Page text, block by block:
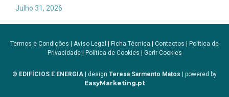
Julho 31, 2026
Termos e Condições Aviso Legal Ficha Técnica Contactos
Política de
Privacidade| Política de Cookies Gerir Cookies
© EDIFÍCIOS E ENERGIA | design Teresa Sarmento Matos | powered by
EasyMarketing.pt